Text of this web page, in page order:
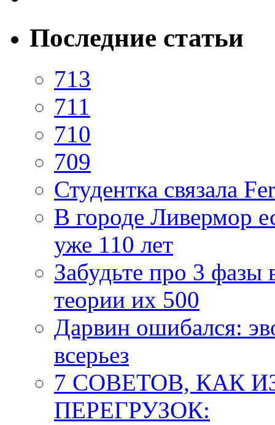
Последние статьи
713
711
710
709
Студентка связала
В городе Ливермор
уже 110 лет
Забудьте про 3 фазы
теории их 500
Дарвин ошибался:
всерьез
7 СОВЕТОВ, КАК
ПЕРЕГРУЗОК: